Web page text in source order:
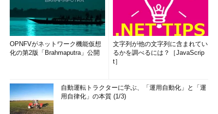
OPNFVがネットワーク機能仮想
化の第2版「Brahmaputra」公開
文字列が他の文字列に含まれてい
るかを調べるには？［JavaScrip
t］
自動運転トラクターに学ぶ、「運用自動化」と「運
用自律化」の本質 (1/3)